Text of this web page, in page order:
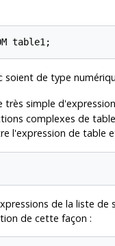
table1;
soient de type
simple
complexes de
l'expression de table
de la liste
de cette façon :